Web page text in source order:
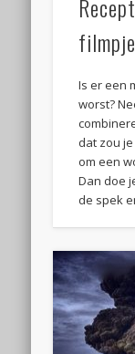
Is er een
worst?
dat zou
om een
Dan doe
de spek